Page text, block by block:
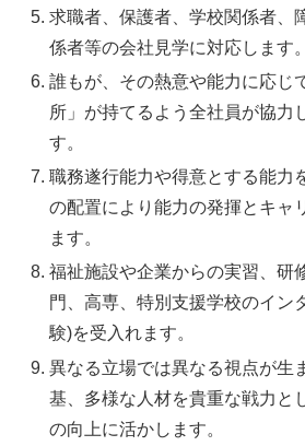
求職者、保護者、学校関係者、
係者等の会社見学に対応します。
誰もが、その熱意や能力に応じ
所」が持てるよう全社員が協力
す。
職務遂行能力や得意とする能力
の配置により能力の発揮とキャ
ます。
福祉施設や企業からの実習、研
門、高専、特別支援学校のイン
験)を受入れます。
異なる立場では異なる視点が生
基、多様な人材を貴重な戦力と
の向上に活かします。